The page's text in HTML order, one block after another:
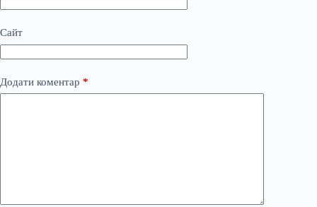
Сайт
Додати коментар *